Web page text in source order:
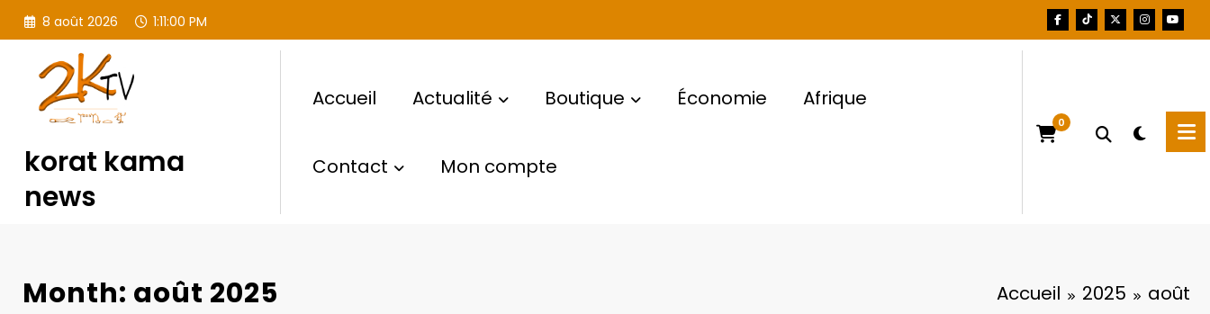
Aller
8 août 2026 1:11:01 PM
korat kama
news
Accueil Actualité Boutique Économie Afrique
Contact Mon compte
0
Month: août 2025 Accueil 2025 août